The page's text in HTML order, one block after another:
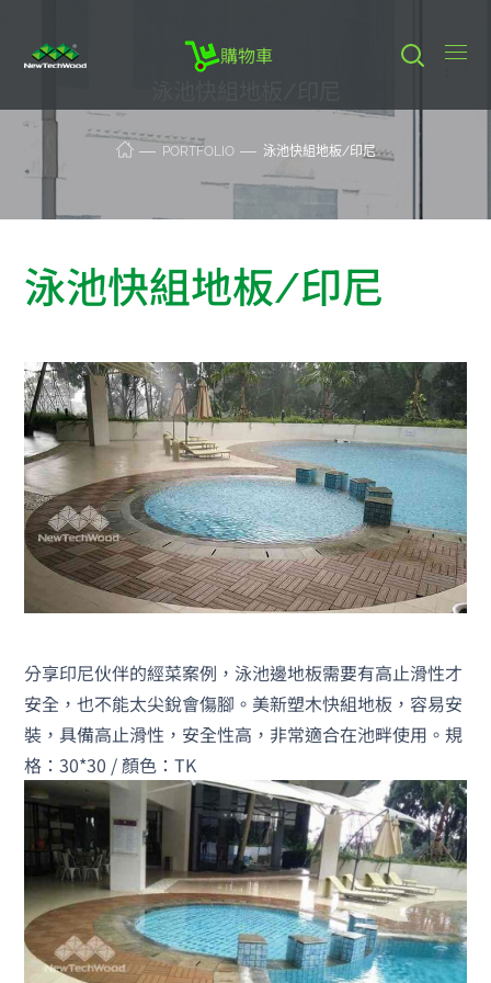
購物車
PORTFOLIO 泳池快組地板/印尼
泳池快組地板/印尼
分享印尼伙伴的經菜案例，泳池邊地板需要有高止滑性才
安全，也不能太尖銳會傷腳。美新塑木快組地板，容易安
裝，具備高止滑性，安全性高，非常適合在池畔使用。規
格：30*30 / 顏色：TK